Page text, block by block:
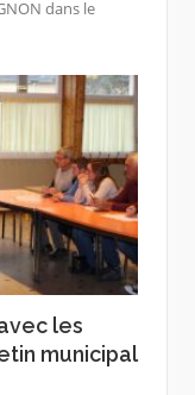
dans le
les
municipal